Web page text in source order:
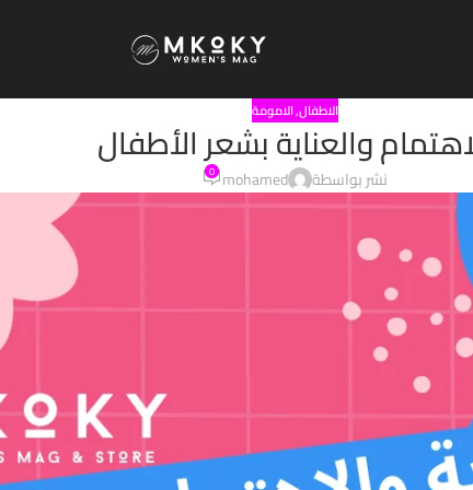
الاطفال,الامومة
والعناية بشعر الأطفال
نشر بواسطة mohamed
0